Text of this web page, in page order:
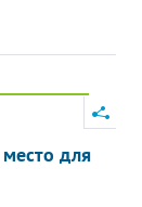
для